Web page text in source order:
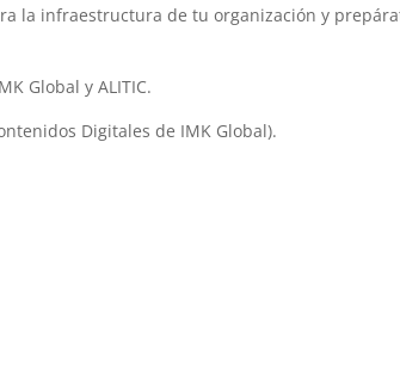
la infraestructura de tu organización y
Global y ALITIC.
Digitales de IMK Global).